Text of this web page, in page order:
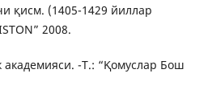
қисм. (1405-1429 йиллар
2008.
академияси. -Т.: “Қомуслар Бош